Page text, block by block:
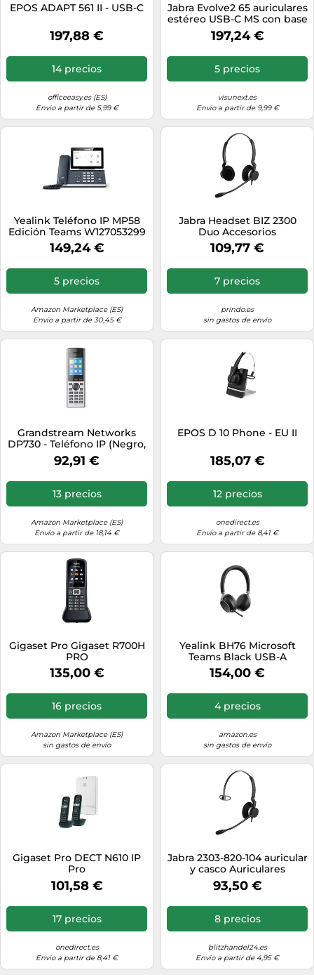
EPOS ADAPT 561 II - USB-C
197,88 €
14 precios
officeeasy.es (ES)
Envío a partir de 5,99 €
Jabra Evolve2 65 auriculares
estéreo USB-C MS con base
de carga para Microsoft
Teams, negro
197,24 €
5 precios
visunext.es
Envío a partir de 9,99 €
Yealink Teléfono IP MP58
Edición Teams W127053299
sin PSU
149,24 €
5 precios
Amazon Marketplace (ES)
Envío a partir de 30,45 €
Jabra Headset BIZ 2300
Duo Accesorios
informáticos negro Original
2399-823-109
109,77 €
7 precios
prindo.es
sin gastos de envío
Grandstream Networks
DP730 - Teléfono IP (Negro,
Gris, Terminal inalámbrico,
3.5mm, 50 m, 400 m, TFT)
92,91 €
13 precios
Amazon Marketplace (ES)
Envío a partir de 18,14 €
EPOS D 10 Phone - EU II
185,07 €
12 precios
onedirect.es
Envío a partir de 8,41 €
Gigaset Pro Gigaset R700H
PRO
135,00 €
16 precios
Amazon Marketplace (ES)
sin gastos de envío
Yealink BH76 Microsoft
Teams Black USB-A
Bluetooth-Headset
154,00 €
4 precios
amazon.es
sin gastos de envío
Gigaset Pro DECT N610 IP
Pro
101,58 €
17 precios
onedirect.es
Envío a partir de 8,41 €
Jabra 2303-820-104 auricular
y casco Auriculares
Alámbrico Diadema
Oficina/Centro de llamadas
93,50 €
8 precios
blitzhandel24.es
Envío a partir de 4,95 €